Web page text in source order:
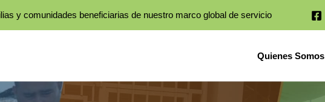
y comunidades beneficiarias de nuestro marco global de servicio
Quienes Somos